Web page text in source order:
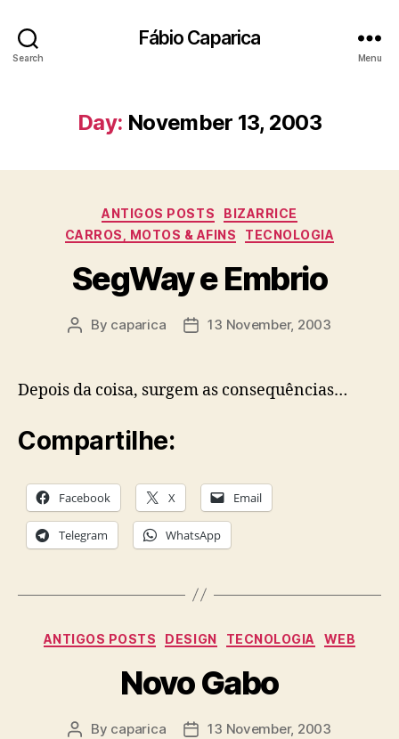
Search
Fábio Caparica
Menu
Day: November 13, 2003
Categories
ANTIGOS POSTS
BIZARRICE
CARROS, MOTOS & AFINS
TECNOLOGIA
SegWay e Embrio
Post
By caparica
Post13 November, 2003
Depois da coisa, surgem as consequências…
Compartilhe:
Facebook X Email
Telegram WhatsApp
Categories
ANTIGOS POSTS DESIGN TECNOLOGIA WEB
Novo Gabo
Post
By caparica
Post13 November, 2003